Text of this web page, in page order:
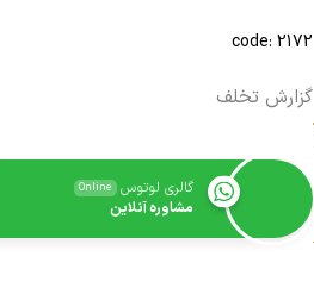
code: 2172
گزارش تخلف
گالری لوتوس Online
مشاوره آنلاین